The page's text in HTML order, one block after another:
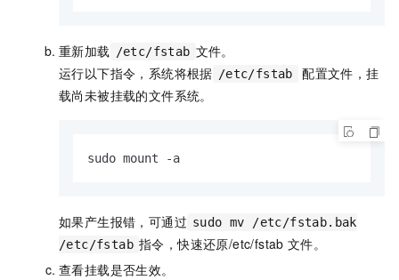
重新加载 /etc/fstab 文件。
运行以下指令，系统将根据 /etc/fstab
配置文件，挂
载尚未被挂载的文件系统。
sudo mount -a
如果产生报错，可通过 sudo mv /etc/fstab.bak
/etc/fstab 指令，快速还原/etc/fstab 文件。
查看挂载是否生效。